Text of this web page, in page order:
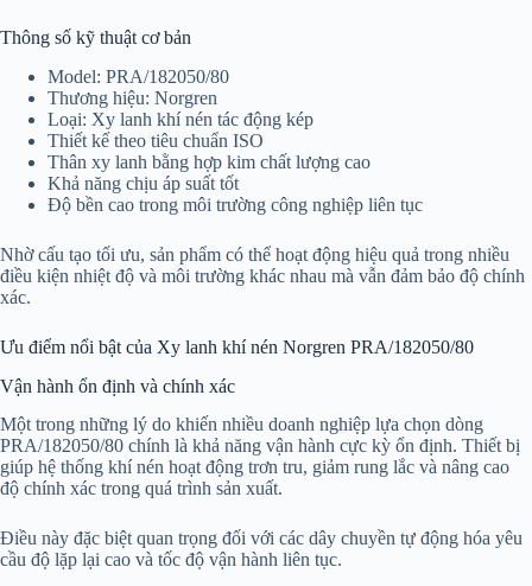
Thông số kỹ thuật cơ bản
Model: PRA/182050/80
Thương hiệu: Norgren
Loại: Xy lanh khí nén tác động kép
Thiết kế theo tiêu chuẩn ISO
Thân xy lanh bằng hợp kim chất lượng cao
Khả năng chịu áp suất tốt
Độ bền cao trong môi trường công nghiệp liên tục
Nhờ cấu tạo tối ưu, sản phẩm có thể hoạt động hiệu quả trong nhiều
điều kiện nhiệt độ và môi trường khác nhau mà vẫn đảm bảo độ chính
xác.
Ưu điểm nổi bật của Xy lanh khí nén Norgren PRA/182050/80
Vận hành ổn định và chính xác
Một trong những lý do khiến nhiều doanh nghiệp lựa chọn dòng
PRA/182050/80 chính là khả năng vận hành cực kỳ ổn định. Thiết bị
giúp hệ thống khí nén hoạt động trơn tru, giảm rung lắc và nâng cao
độ chính xác trong quá trình sản xuất.
Điều này đặc biệt quan trọng đối với các dây chuyền tự động hóa yêu
cầu độ lặp lại cao và tốc độ vận hành liên tục.